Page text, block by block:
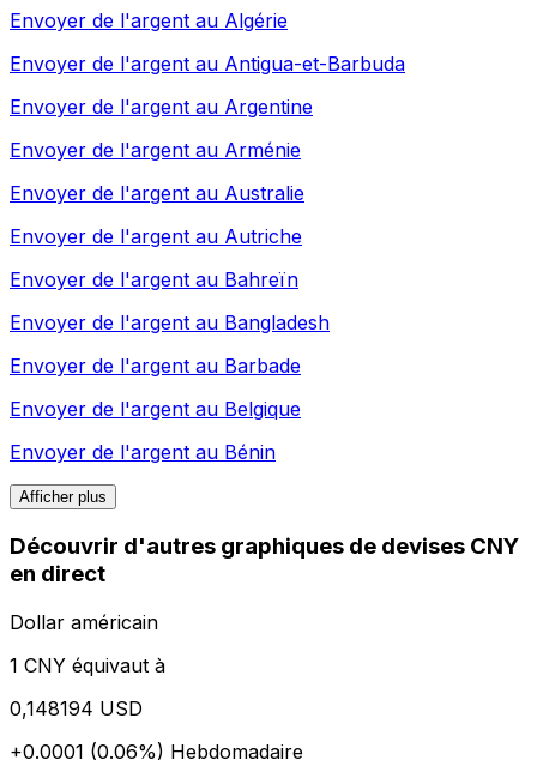
Envoyer de l'argent au Algérie
Envoyer de l'argent au Antigua-et-Barbuda
Envoyer de l'argent au Argentine
Envoyer de l'argent au Arménie
Envoyer de l'argent au Australie
Envoyer de l'argent au Autriche
Envoyer de l'argent au Bahreïn
Envoyer de l'argent au Bangladesh
Envoyer de l'argent au Barbade
Envoyer de l'argent au Belgique
Envoyer de l'argent au Bénin
Afficher plus
Découvrir d'autres graphiques de devises CNY
en direct
Dollar américain
1 CNY équivaut à
0,148194 USD
+0.0001 (0.06%) Hebdomadaire